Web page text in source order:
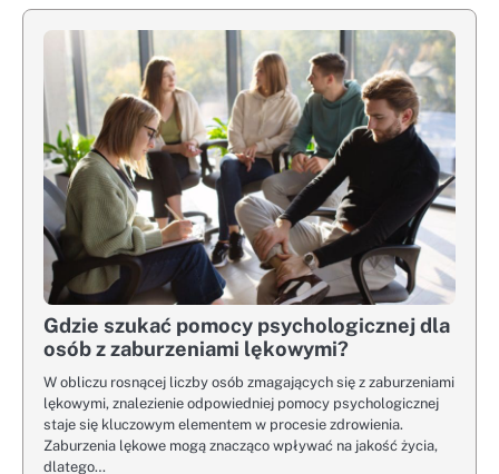
Gdzie szukać pomocy psychologicznej dla
osób z zaburzeniami lękowymi?
W obliczu rosnącej liczby osób zmagających się z zaburzeniami
lękowymi, znalezienie odpowiedniej pomocy psychologicznej
staje się kluczowym elementem w procesie zdrowienia.
Zaburzenia lękowe mogą znacząco wpływać na jakość życia,
dlatego…